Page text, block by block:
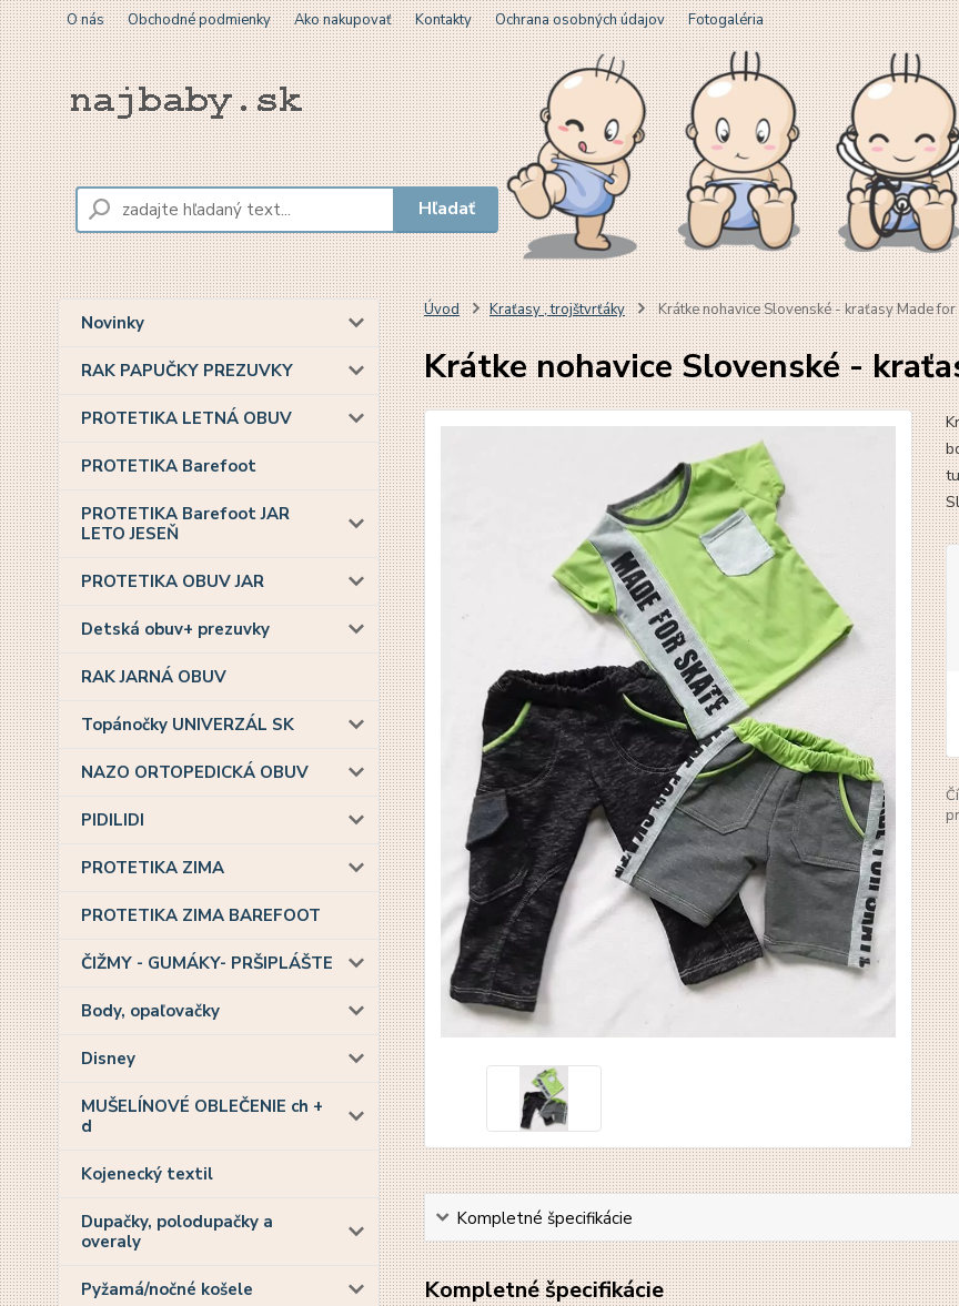
O nás Obchodné podmienky Ako nakupovať Kontakty Ochrana osobných údajov Fotogaléria
Hľadať
Novinky
RAK PAPUČKY PREZUVKY
PROTETIKA LETNÁ OBUV
PROTETIKA Barefoot
PROTETIKA Barefoot JAR
LETO JESEŇ
PROTETIKA OBUV JAR
Detská obuv+ prezuvky
RAK JARNÁ OBUV
Topánočky UNIVERZÁL SK
NAZO ORTOPEDICKÁ OBUV
PIDILIDI
PROTETIKA ZIMA
PROTETIKA ZIMA BAREFOOT
ČIŽMY - GUMÁKY- PRŠIPLÁŠTE
Body, opaľovačky
Disney
MUŠELÍNOVÉ OBLEČENIE ch +
d
Kojenecký textil
Dupačky, polodupačky a
overaly
Pyžamá/nočné košele
Úvod Kraťasy , trojštvrťáky Krátke nohavice Slovenské - kraťasy Made for
Krátke nohavice Slovenské -
Kompletné špecifikácie
Kompletné špecifikácie